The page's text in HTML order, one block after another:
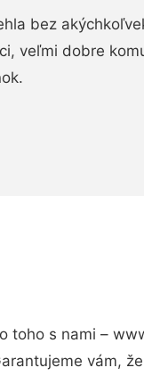
bez
veľmi dobre
toho s nami –
vám,